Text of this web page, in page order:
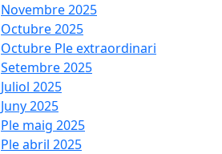
Novembre 2025
Octubre 2025
Octubre Ple extraordinari
Setembre 2025
Juliol 2025
Juny 2025
Ple maig 2025
Ple abril 2025